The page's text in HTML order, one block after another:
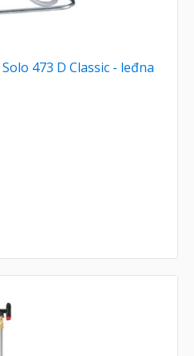
473 D Classic - leđna